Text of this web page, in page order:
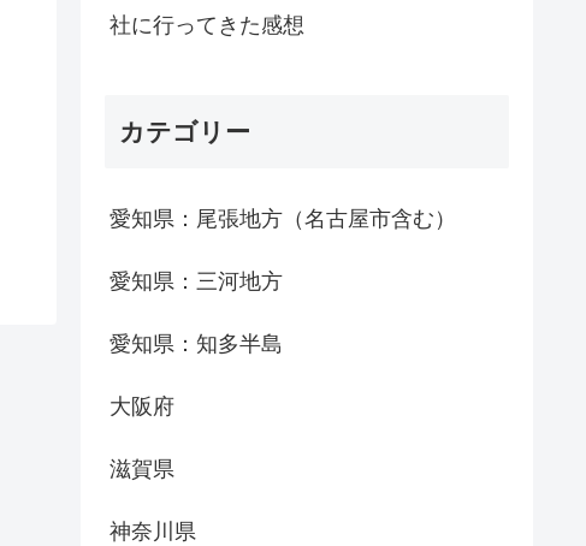
社に行ってきた感想
カテゴリー
愛知県：尾張地方（名古屋市含む）
愛知県：三河地方
愛知県：知多半島
大阪府
滋賀県
神奈川県